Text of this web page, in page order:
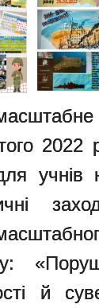
2022
учнів
й